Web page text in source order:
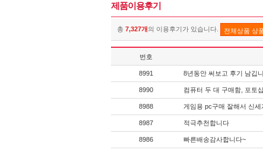
제품이용후기
총 7,327개의 이용후기가 있습니다. 전체상품 상
번호
8991 8년동안 써보고 후기 남깁
8990 컴퓨터 두 대 구매함, 포토
8988 게임용 pc구매 잘해서 신
8987 적극추천합니다
8986 빠른배송감사합니다~